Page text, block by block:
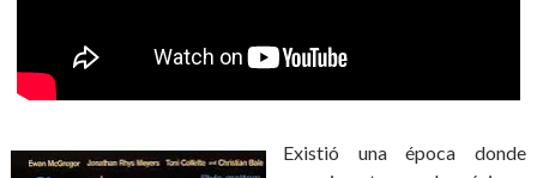
Existió una época donde